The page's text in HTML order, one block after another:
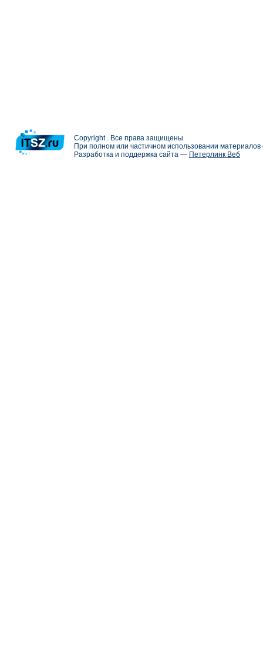
Copyright . Все права защищены
При полном или частичном использовании
Разработка и поддержка сайта — Петерлинк Веб